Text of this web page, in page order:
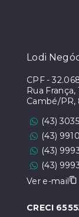
Lodi
CPF-
Rua França,
Cambé/PR,
(43)
(43)
(43)
(43)
Ver e-mail
CRECI